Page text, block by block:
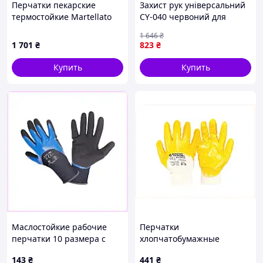
Перчатки пекарские
термостойкие Martellato
1 701 ₴
Купить
Захист рук універсальний
CY-040 червоний для
активного відпочинку
823 ₴
1 646₴
Купить
Маслостойкие рабочие
перчатки 10 размера с
143 ₴
Перчатки
хлопчатобумажные
441 ₴